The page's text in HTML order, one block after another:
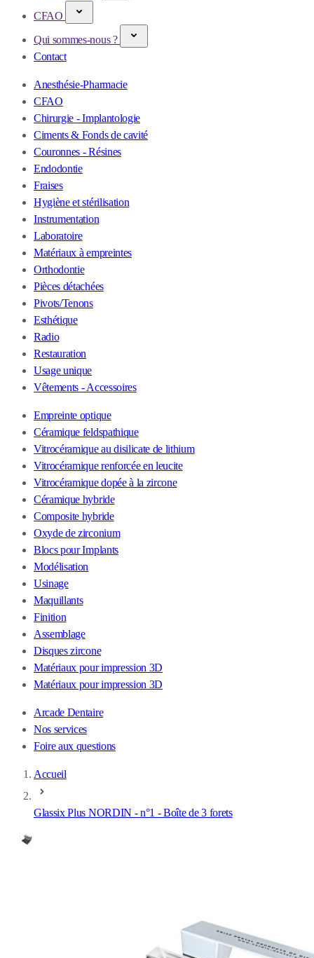
CFAO
Qui sommes-nous ?
Contact
Anesthésie-Pharmacie
CFAO
Chirurgie - Implantologie
Ciments & Fonds de cavité
Couronnes - Résines
Endodontie
Fraises
Hygiène et stérilisation
Instrumentation
Laboratoire
Matériaux à empreintes
Orthodontie
Pièces détachées
Pivots/Tenons
Esthétique
Radio
Restauration
Usage unique
Vêtements - Accessoires
Empreinte optique
Céramique feldspathique
Vitrocéramique au disilicate de lithium
Vitrocéramique renforcée en leucite
Vitrocéramique dopée à la zircone
Céramique hybride
Composite hybride
Oxyde de zirconium
Blocs pour Implants
Modélisation
Usinage
Maquillants
Finition
Assemblage
Disques zircone
Matériaux pour impression 3D
Matériaux pour impression 3D
Arcade Dentaire
Nos services
Foire aux questions
Accueil
Glassix Plus NORDIN - n°1 - Boîte de 3 forets